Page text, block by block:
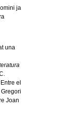
ja
una
el
Joan